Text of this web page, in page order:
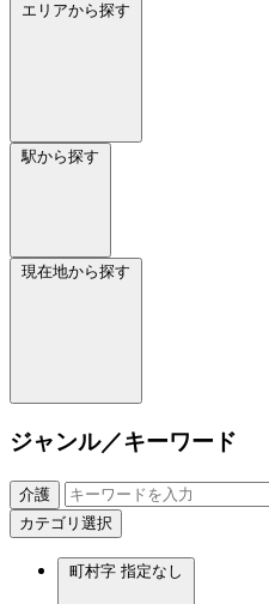
エリアから探す
駅から探す
現在地から探す
ジャンル／キーワード
介護
カテゴリ選択
町村字 指定なし